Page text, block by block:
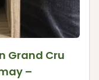
Grand Cru
–